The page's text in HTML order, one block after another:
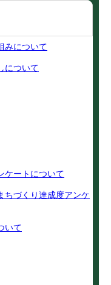
みについて
について
ケートについて
ちづくり達成度アンケ
いて